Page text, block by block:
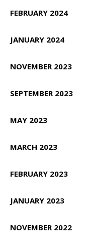
FEBRUARY 2024
JANUARY 2024
NOVEMBER 2023
SEPTEMBER 2023
MAY 2023
MARCH 2023
FEBRUARY 2023
JANUARY 2023
NOVEMBER 2022